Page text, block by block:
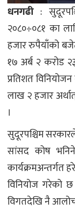
धनगढी :
२०८०÷०८१ का
हजार रुपैयाँको
१७ अर्ब २ करोड
प्रतिशत
लाख २ हजार
।
सुदूरपश्चिम
सांसद कोष भनिने
कार्यक्रमअन्तर्गत
विनियोज गरेको
विगतदेखि नै